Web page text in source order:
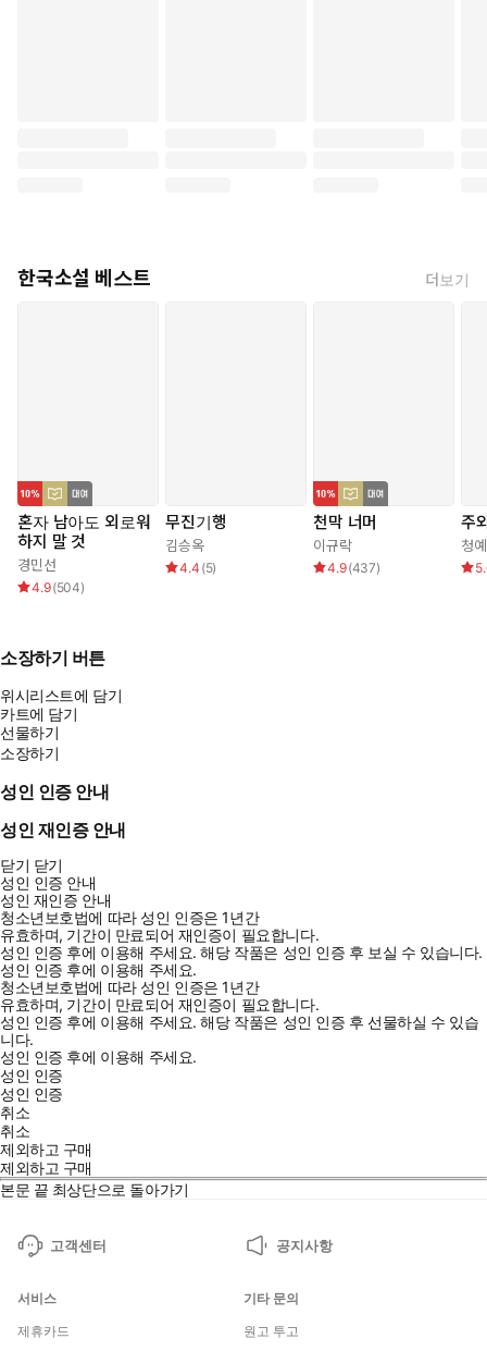
한국소설 베스트 더보기
혼자 남아도 외로워
하지 말 것
경민선
4.9(504)
무진기행
김승옥
4.4 (5)
천막 너머
이규락
4.9(437)
주
청예
소장하기 버튼
위시리스트에 담기
카트에 담기
선물하기
소장하기
성인 인증 안내
성인 재인증 안내
닫기 닫기
성인 인증 안내
성인 재인증 안내
청소년보호법에 따라 성인 인증은 1년간
유효하며, 기간이 만료되어 재인증이 필요합니다.
성인 인증 후에 이용해 주세요.해당 작품은 성인 인증 후 보실 수 있습니다.
성인 인증 후에 이용해 주세요.
청소년보호법에 따라 성인 인증은 1년간
유효하며, 기간이 만료되어 재인증이 필요합니다.
성인 인증 후에 이용해 주세요.해당 작품은 성인 인증 후 선물하실 수 있습
니다.
성인 인증 후에 이용해 주세요.
성인 인증
성인 인증
취소
취소
제외하고 구매
제외하고 구매
본문 끝 최상단으로 돌아가기
고객센터 공지사항
서비스
제휴카드
기타 문의
원고 투고